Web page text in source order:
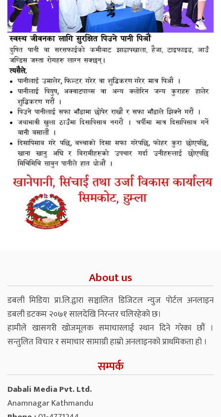
About us
डबली मिडिया प्रा.लि.द्वारा सञ्चालित डिजिटल न्युज पोर्टल अनलाइन
डबली डटकम २०७१ सालदेखि निरन्तर चलिरहेको छ।
हामीले खासगरी खोजमूलक समाचारलाई स्थान दिने गरेका छौं ।
सन्तुलित विचार र समाचार सामाग्री हाम्रो अनलाइनको प्राथमिकता हो ।
सम्पर्क
Dabali Media Pvt. Ltd.
Anamnagar Kathmandu